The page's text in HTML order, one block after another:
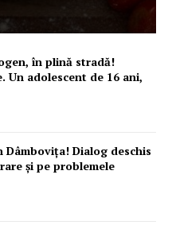
în plină stradă!
Un adolescent de 16 ani,
Dialog deschis
și pe problemele